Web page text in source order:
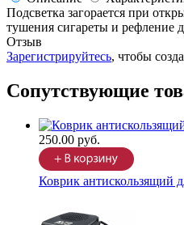
Подсветка загорается при
тушения сигареты и рефление
Отзыв
Зарегистрируйтесь, чтобы
Сопутствующие
250.00 руб.
Коврик антискользящий